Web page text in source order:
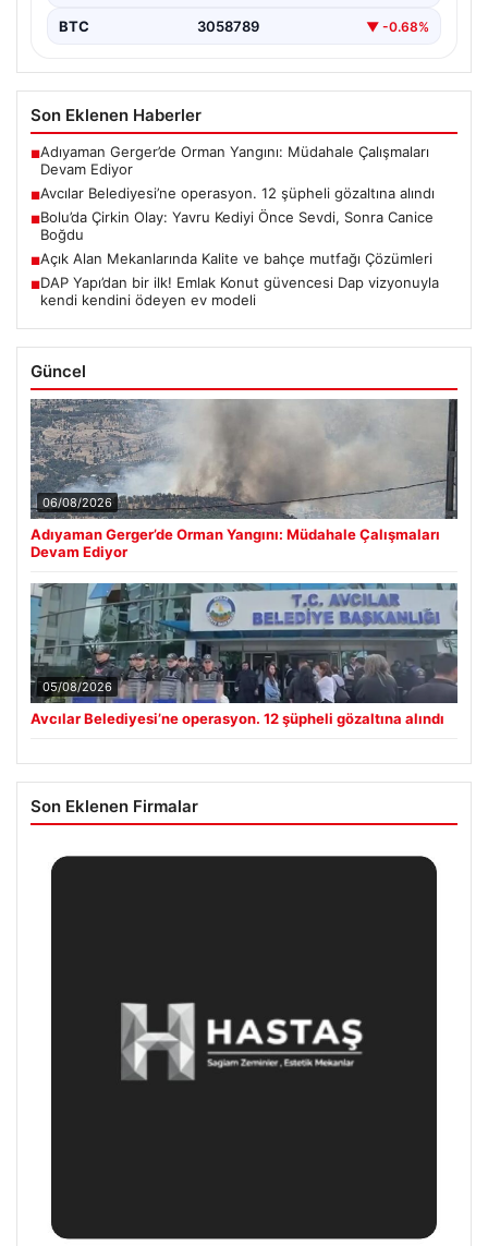
BTC 3058789 ▼ -0.68%
Son Eklenen Haberler
■Adıyaman Gerger’de Orman Yangını: Müdahale Çalışmaları
Devam Ediyor
■Avcılar Belediyesi’ne operasyon. 12 şüpheli gözaltına alındı
■Bolu’da Çirkin Olay: Yavru Kediyi Önce Sevdi, Sonra Canice
Boğdu
■Açık Alan Mekanlarında Kalite ve bahçe mutfağı Çözümleri
■DAP Yapı’dan bir ilk! Emlak Konut güvencesi Dap vizyonuyla
kendi kendini ödeyen ev modeli
Güncel
06/08/2026
Adıyaman Gerger’de Orman Yangını: Müdahale Çalışmaları
Devam Ediyor
05/08/2026
Avcılar Belediyesi’ne operasyon. 12 şüpheli gözaltına alındı
Son Eklenen Firmalar